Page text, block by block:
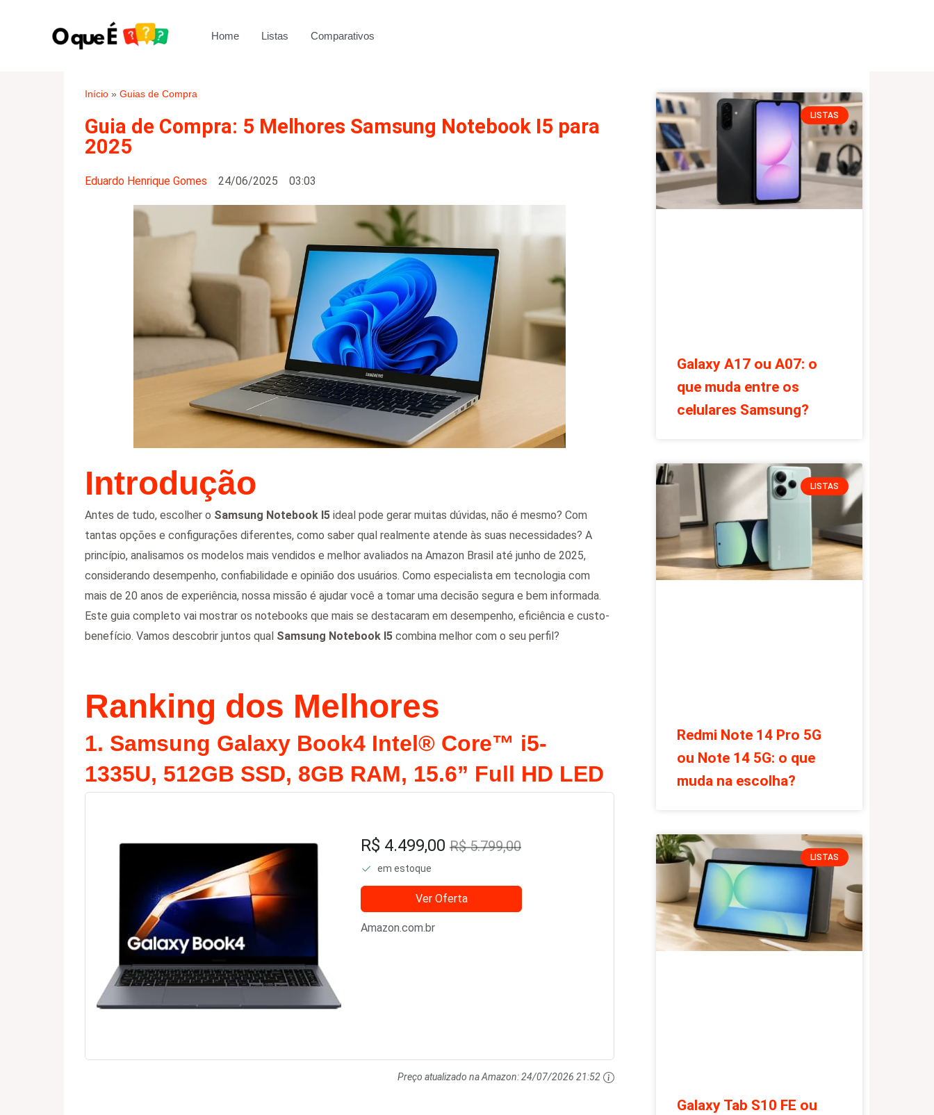
Home Listas Comparativos
Início » Guias de Compra
Guia de Compra: 5 Melhores Samsung Notebook I5 para
2025
Eduardo Henrique Gomes 24/06/2025 03:03
Introdução
Antes de tudo, escolher o Samsung Notebook I5 ideal pode gerar muitas dúvidas, não é mesmo? Com
tantas opções e configurações diferentes, como saber qual realmente atende às suas necessidades? A
princípio, analisamos os modelos mais vendidos e melhor avaliados na Amazon Brasil até junho de 2025,
considerando desempenho, confiabilidade e opinião dos usuários. Como especialista em tecnologia com
mais de 20 anos de experiência, nossa missão é ajudar você a tomar uma decisão segura e bem informada.
Este guia completo vai mostrar os notebooks que mais se destacaram em desempenho, eficiência e custo-
benefício. Vamos descobrir juntos qual Samsung Notebook I5 combina melhor com o seu perfil?
Ranking dos Melhores
1. Samsung Galaxy Book4 Intel® Core™ i5-
1335U, 512GB SSD, 8GB RAM, 15.6” Full HD LED
R$ 4.499,00 R$ 5.799,00
em estoque
Ver Oferta
Amazon.com.br
Preço atualizado na Amazon:24/07/2026 21:52
LISTAS
Galaxy A17 ou A07: o
que muda entre os
celulares Samsung?
LISTAS
Redmi Note 14 Pro 5G
ou Note 14 5G: o que
muda na escolha?
LISTAS
Galaxy Tab S10 FE ou